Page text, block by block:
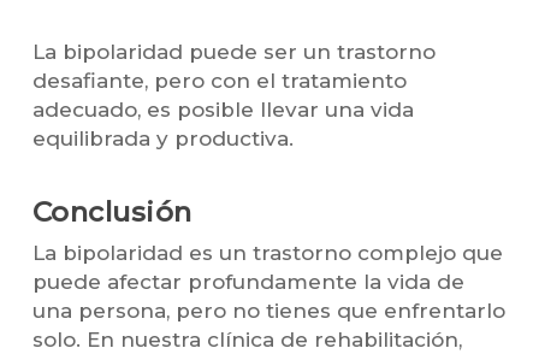
La bipolaridad puede ser un trastorno
desafiante, pero con el tratamiento
adecuado, es posible llevar una vida
equilibrada y productiva.
Conclusión
La bipolaridad es un trastorno complejo que
puede afectar profundamente la vida de
una persona, pero no tienes que enfrentarlo
solo. En nuestra clínica de rehabilitación,